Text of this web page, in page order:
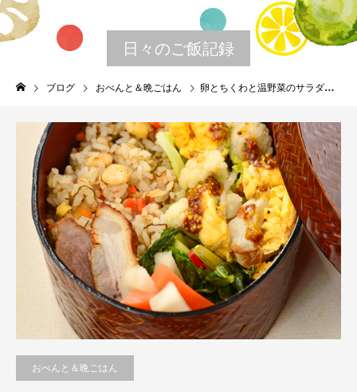
日々のご飯記録
ブログ おべんと＆晩ごはん 卵とちくわと温野菜のサラダ、粒マスタードドレッシング 晩ごはんの残りで作るお弁当 ３月２４日 金曜日
おべんと＆晩ごはん